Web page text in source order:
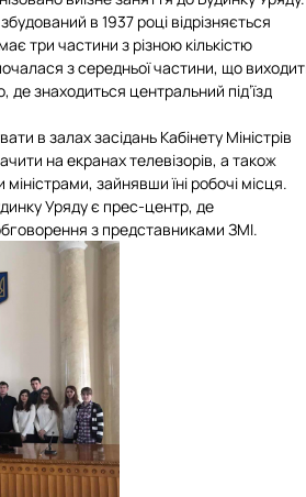
в 1937 році відрізняється
три частини з різною кількістю
з середньої частини, що
знаходиться центральний під’їзд
в залах засідань Кабінету Міністрів
на екранах телевізорів, а також
зайнявши їні робочі місця.
Уряду є прес-центр, де
з представниками ЗМІ.